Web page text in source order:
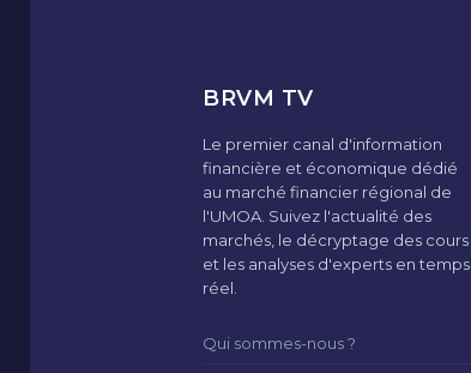
BRVM TV
Le premier canal d'information
financière et économique dédié
au marché financier régional de
l'UMOA. Suivez l'actualité des
marchés, le décryptage des cours
et les analyses d'experts en temps
réel.
Qui sommes-nous ?